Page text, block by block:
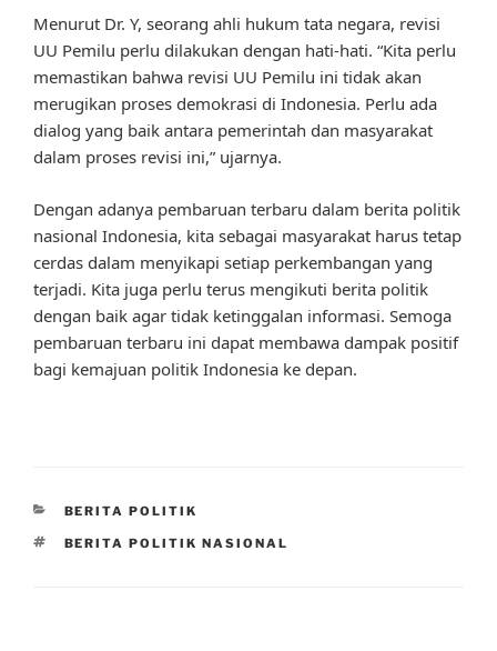
Menurut Dr. Y, seorang ahli hukum tata negara, revisi
UU Pemilu perlu dilakukan dengan hati-hati. “Kita perlu
memastikan bahwa revisi UU Pemilu ini tidak akan
merugikan proses demokrasi di Indonesia. Perlu ada
dialog yang baik antara pemerintah dan masyarakat
dalam proses revisi ini,” ujarnya.
Dengan adanya pembaruan terbaru dalam berita politik
nasional Indonesia, kita sebagai masyarakat harus tetap
cerdas dalam menyikapi setiap perkembangan yang
terjadi. Kita juga perlu terus mengikuti berita politik
dengan baik agar tidak ketinggalan informasi. Semoga
pembaruan terbaru ini dapat membawa dampak positif
bagi kemajuan politik Indonesia ke depan.
CATEGORIES
BERITA POLITIK
TAGS
BERITA POLITIK NASIONAL